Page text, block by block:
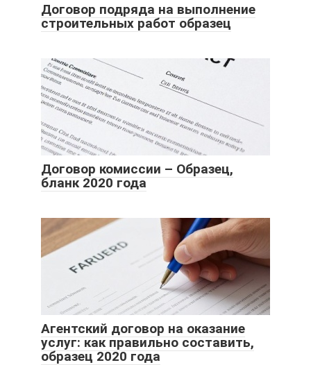
Договор подряда на выполнение
строительных работ образец
Договор комиссии – Образец,
бланк 2020 года
Агентский договор на оказание
услуг: как правильно составить,
образец 2020 года